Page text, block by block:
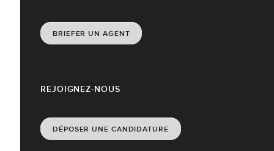
REJOIGNEZ-NOUS
DÉPOSER UNE CANDIDATURE
BRIEFER UN AGENT